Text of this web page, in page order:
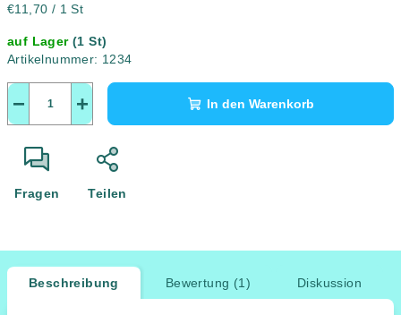
Verkaufspreis:
€11,70 / 1 St
auf Lager(1 St)
Artikelnummer: 1234
+
− In den Warenkorb
Fragen Teilen
Beschreibung Bewertung (1) Diskussion